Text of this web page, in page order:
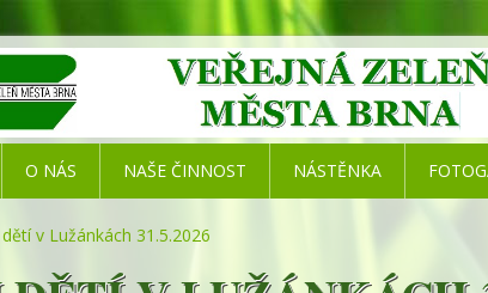
v Lužánkách 31.5.2026
O NÁS NAŠE ČINNOST NÁSTĚNKA